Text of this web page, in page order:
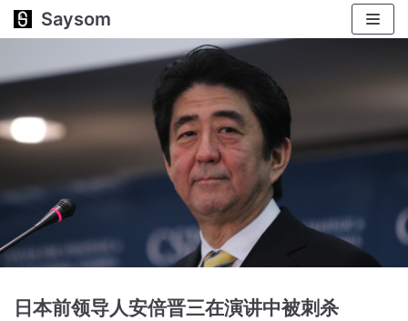
跳
正
Saysom
日本前领导人安倍晋三在演讲中被刺杀